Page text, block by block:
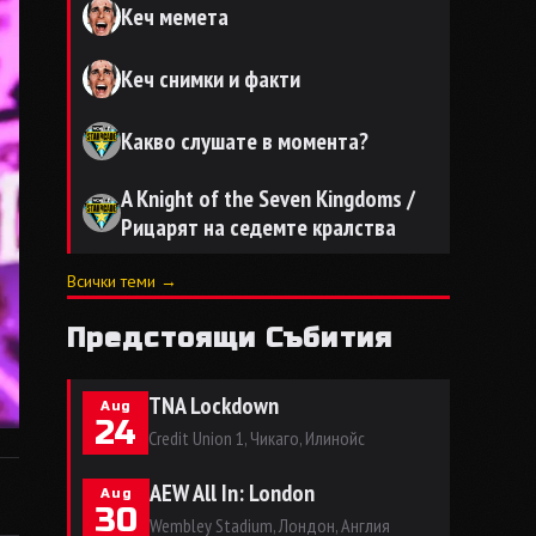
Кеч мемета
Кеч снимки и факти
Какво слушате в момента?
A Knight of the Seven Kingdoms /
Рицарят на седемте кралства
Всички теми →
Предстоящи Събития
Aug
24
TNA Lockdown
Credit Union 1, Чикаго, Илинойс
Aug
30
AEW All In: London
Wembley Stadium, Лондон, Англия